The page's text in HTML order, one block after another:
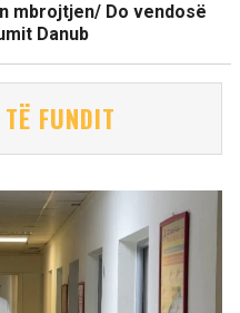
mbrojtjen/ Do vendosë
Danub
FUNDIT